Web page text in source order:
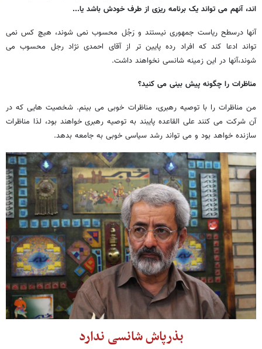
اند، آنهم می تواند یک برنامه ریزی از طرف خودش باشد یا...
آنها درسطح ریاست جمهوری نیستند و رَجُل محسوب نمی شوند، هیچ کس نمی
تواند ادعا کند که افراد رده پایین تر از آقای احمدی نژاد رجل محسوب می
شوند،آنها در این زمینه شانسی نخواهند داشت.
مناظرات را چگونه پیش بینی می کنید؟
من مناظرات را با توصیه رهبری، مناظرات خوبی می بینم. شخصیت هایی که در
آن شرکت می کنند علی القاعده پایبند به توصیه رهبری خواهند بود، لذا مناظرات
سازنده خواهد بود و می تواند رشد سیاسی خوبی به جامعه بدهد.
بذرپاش شانسی ندارد